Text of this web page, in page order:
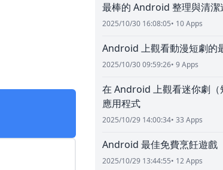
最棒的 Android 整理與清潔
2025/10/30 16:08:05• 10 Apps
Android 上觀看動漫短劇的
2025/10/30 09:59:26• 9 Apps
在 Android 上觀看迷你劇
應用程式
2025/10/29 14:00:34• 33 Apps
Android 最佳免費烹飪遊戲
2025/10/29 13:44:55• 12 Apps